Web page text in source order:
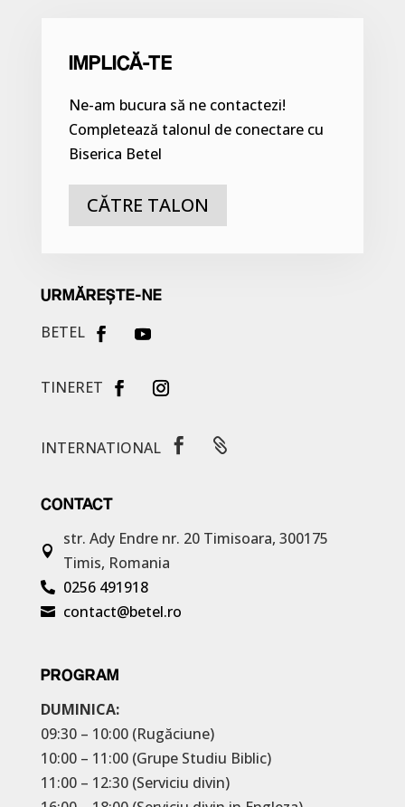
IMPLICĂ-TE
Ne-am bucura să ne contactezi!
Completează talonul de conectare cu
Biserica Betel
CĂTRE TALON
URMĂREȘTE-NE
BETEL
TINERET
INTERNATIONAL  
CONTACT

str. Ady Endre nr. 20 Timisoara, 300175
Timis, Romania
 0256 491918
 contact@betel.ro
PROGRAM
DUMINICA:
09:30 – 10:00 (Rugăciune)
10:00 – 11:00 (Grupe Studiu Biblic)
11:00 – 12:30 (Serviciu divin)